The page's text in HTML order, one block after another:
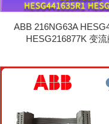
ABB 216NG63A
HESG216877K 变